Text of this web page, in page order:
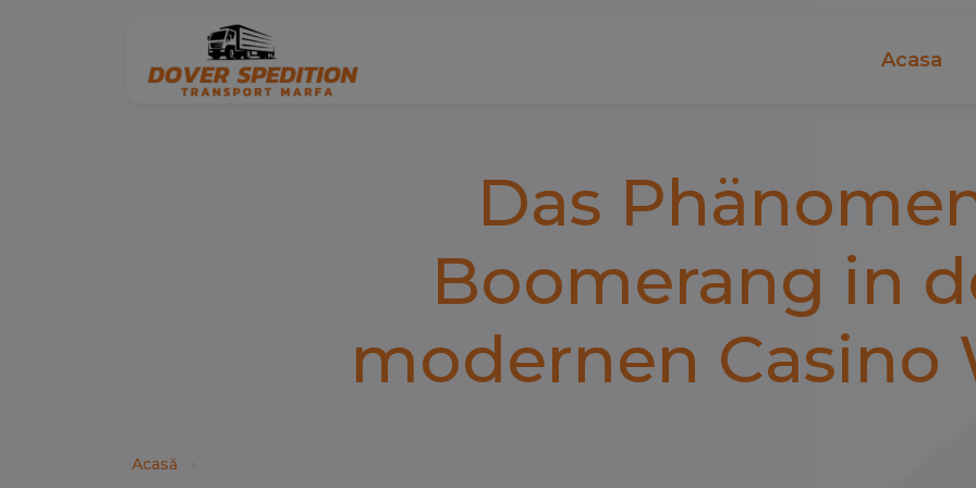
Acasa
Das
Boomerang in
modernen Casino
Acasă